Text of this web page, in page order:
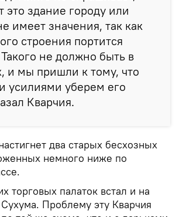
это здание городу или
имеет значения, так как
строения портится
не должно быть в
и мы пришли к тому, что
усилиями уберем его
Кварчия.
два старых бесхозных
немного ниже по
торговых палаток встал и на
Проблему эту Кварчия